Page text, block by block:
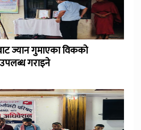
ज्यान गुमाएका विकको
गराइने